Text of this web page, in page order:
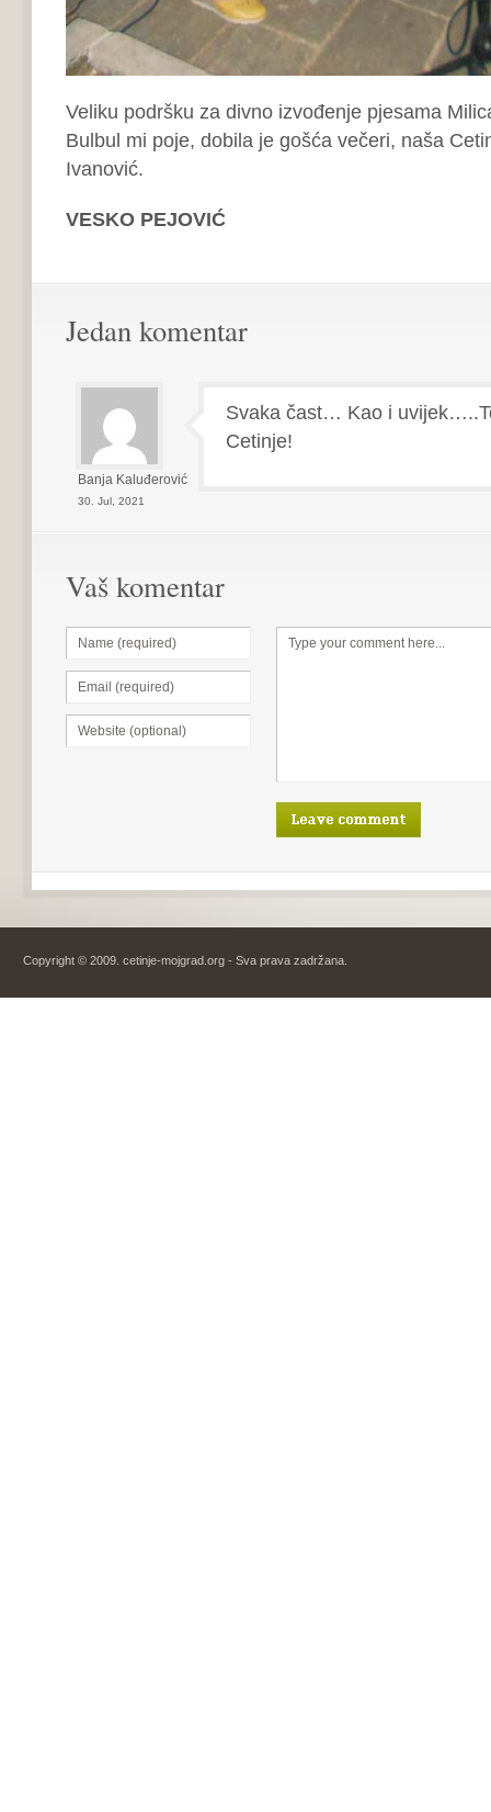
Veliku podršku za divno izvođenje pjesama
Bulbul mi poje, dobila je gošća večeri, naša
Ivanović.
VESKO PEJOVIĆ
Jedan komentar
Banja Kaluđerović
30. Jul, 2021
Svaka čast… Kao i
Cetinje!
Vaš komentar
Copyright © 2009. cetinje-mojgrad.org - Sva prava zadržana.